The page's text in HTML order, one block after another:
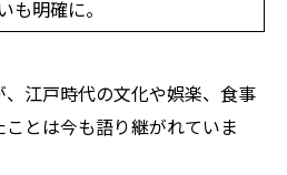
も明確に。
江戸時代の文化や娯楽、食事
とは今も語り継がれていま